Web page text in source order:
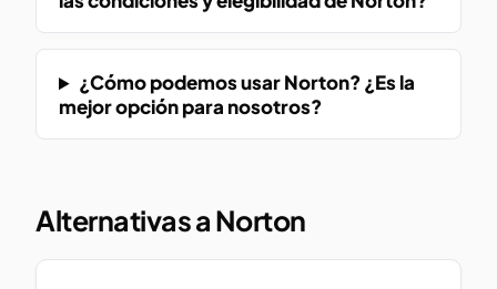
¿Cómo podemos usar Norton? ¿Es la
mejor opción para nosotros?
Alternativas a Norton